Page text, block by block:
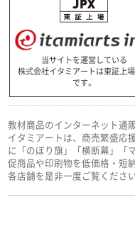
当サイトを運営している
株式会社イタミアートは東証上
です。
教材商品のインターネット通
イタミアートは、商売繁盛応
に「のぼり旗」「横断幕」「
促商品や印刷物を低価格・短
各店舗を是非一度ご覧くださ